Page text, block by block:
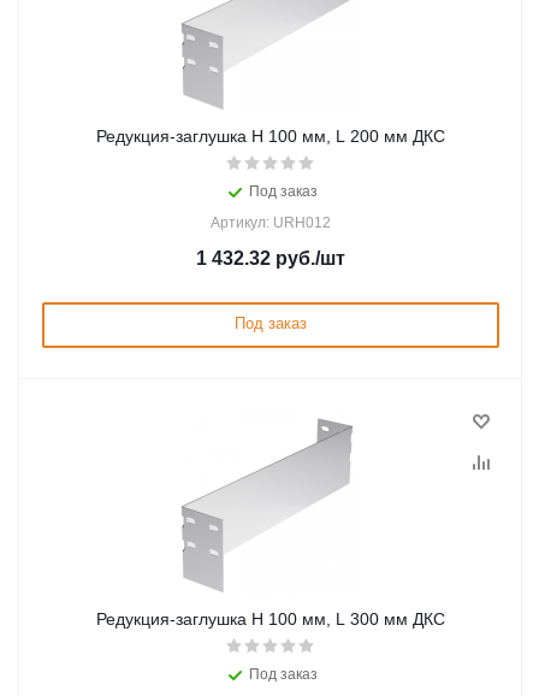
Редукция-заглушка H 100 мм, L 200 мм ДКС
Под заказ
Артикул: URH012
1 432.32 руб./шт
Под заказ
Редукция-заглушка H 100 мм, L 300 мм ДКС
Под заказ